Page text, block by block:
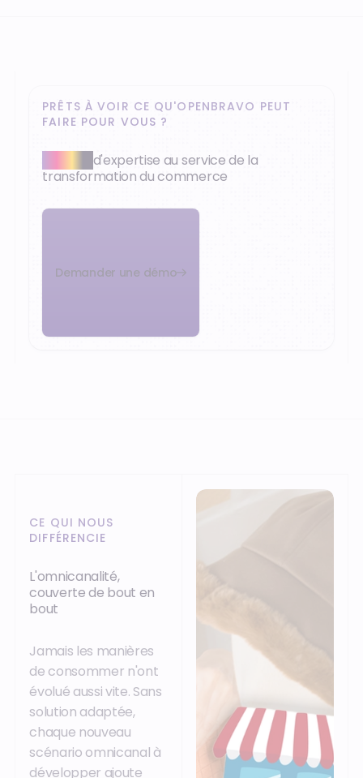
PRÊTS À VOIR CE QU'OPENBRAVO PEUT
FAIRE POUR VOUS ?
d'expertise au service de la
transformation du commerce
Demander une démo
CE QUI NOUS
DIFFÉRENCIE
L'omnicanalité,
couverte de bout en
bout
Jamais les manières
de consommer n'ont
évolué aussi vite. Sans
solution adaptée,
chaque nouveau
scénario omnicanal à
développer ajoute